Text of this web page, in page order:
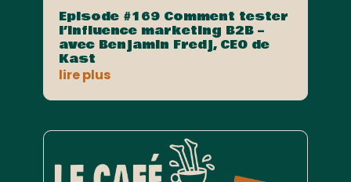
Episode #169 Comment tester
l’influence marketing B2B –
avec Benjamin Fredj, CEO de
Kast
lire plus